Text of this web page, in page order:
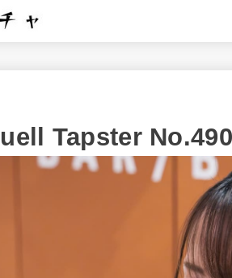
Tapster